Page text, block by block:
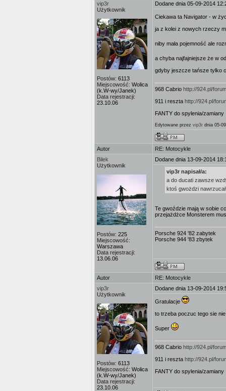
vip3r
Użytkownik
Postów: 6113
Miejscowość: Wolica
(k.W-wy/Janek)
Data rejestracji:
23.10.06
Dodane dnia 05-09-2014
Ciekawa ta Navigator - w
ja z kolei z nowych rzeczy
niby mała pojemność ale
a chyba najfajniejsze że w
gdyby jeszcze tańsze tylko
968 Cabrio http://924.pl/
911 i reszta http://924.pl/
FANTY do spylenia/
Edytowane przez vip3r dnia 05-
Autor
RE: Motocykle
Bilek
Użytkownik
Postów: 225
Miejscowość:
Warszawa
Data rejestracji:
13.06.06
Dodane dnia 13-09-2014
vip3r napisał/a:
a do ducati zawsze
ktoś gwożdzi
Te gwoździe mają w sobie
przejażdżce Monsterem
Porsche 924 '82 zabytek
Porsche 944 '83 zbytek
Autor
RE: Motocykle
vip3r
Użytkownik
Postów: 6113
Miejscowość: Wolica
(k.W-wy/Janek)
Data rejestracji:
23.10.06
Dodane dnia 13-09-2014
Gratulacje
to trzeba poczuc tego sie
Super
968 Cabrio http://924.pl/
911 i reszta http://924.pl/
FANTY do spylenia/